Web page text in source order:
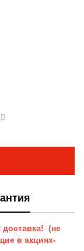
доставка! (не
в акциях-